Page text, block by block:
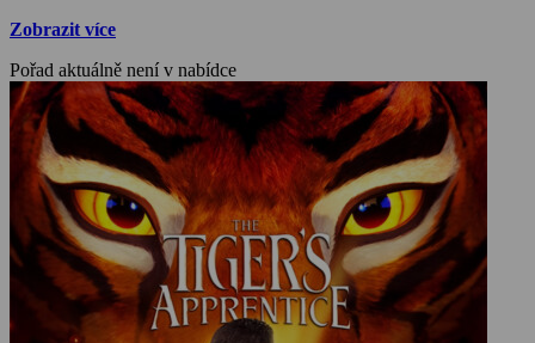
Zobrazit více
Pořad aktuálně není v nabídce